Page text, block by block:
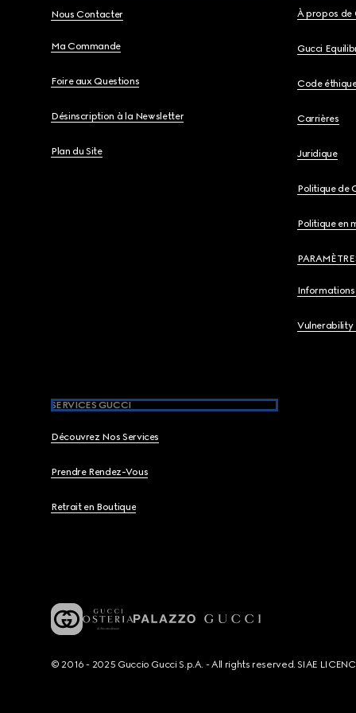
Nous Contacter
Ma Commande
Foire aux Questions
Désinscription à la Newsletter
Plan du Site
À propos de
Gucci
Code
Carrières
Juridique
Politique de
Politique en
Informations
Vulnerability
SERVICES GUCCI
Découvrez Nos Services
Prendre Rendez-Vous
Retrait en Boutique
© 2016 - 2025 Guccio Gucci S.p.A. - All rights reserved. SIAE